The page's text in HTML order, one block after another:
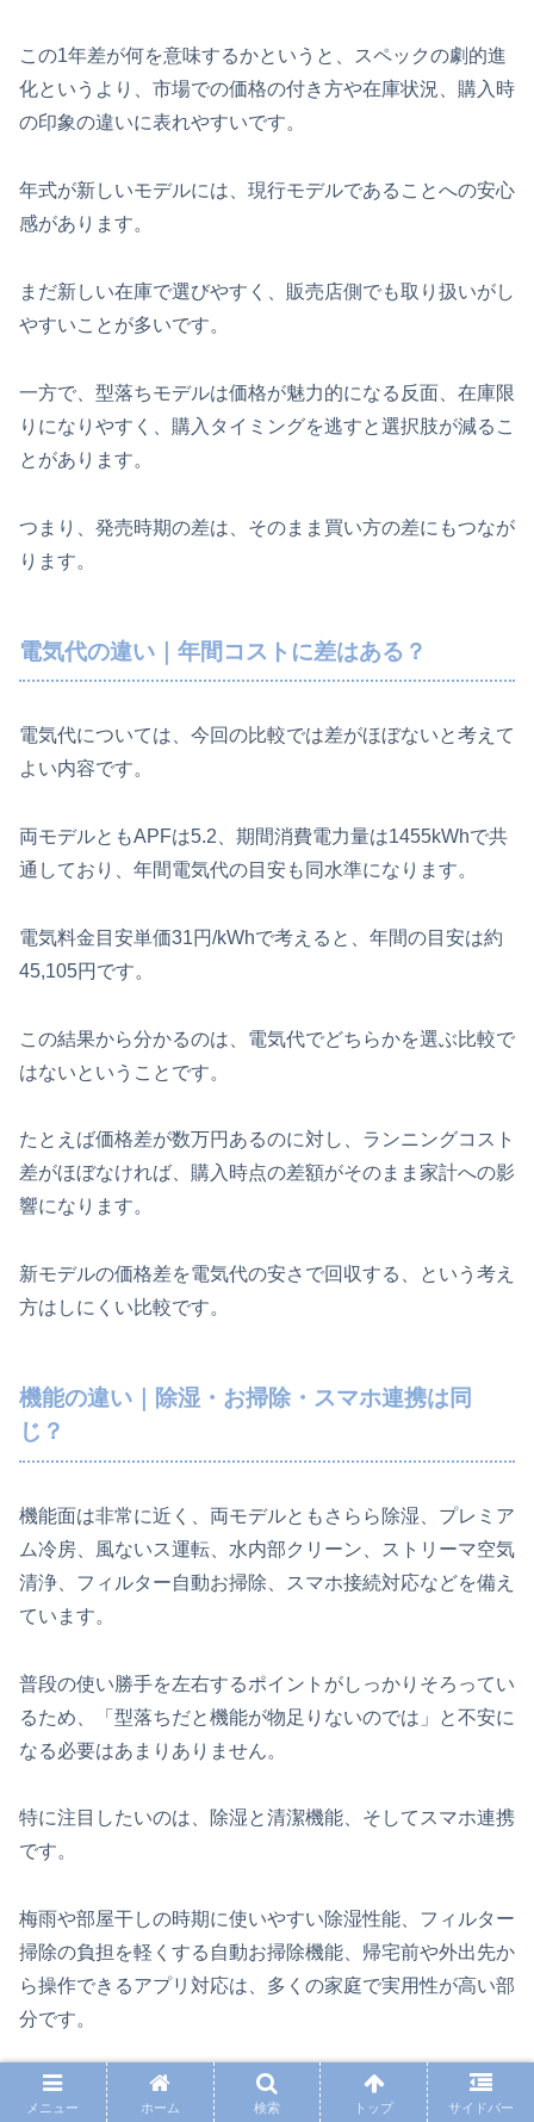
この1年差が何を意味するかというと、スペックの劇的進
化というより、市場での価格の付き方や在庫状況、購入時
の印象の違いに表れやすいです。
年式が新しいモデルには、現行モデルであることへの安心
感があります。
まだ新しい在庫で選びやすく、販売店側でも取り扱いがし
やすいことが多いです。
一方で、型落ちモデルは価格が魅力的になる反面、在庫限
りになりやすく、購入タイミングを逃すと選択肢が減るこ
とがあります。
つまり、発売時期の差は、そのまま買い方の差にもつなが
ります。
電気代の違い｜年間コストに差はある？
電気代については、今回の比較では差がほぼないと考えて
よい内容です。
両モデルともAPFは5.2、期間消費電力量は1455kWhで共
通しており、年間電気代の目安も同水準になります。
電気料金目安単価31円/kWhで考えると、年間の目安は約
45,105円です。
この結果から分かるのは、電気代でどちらかを選ぶ比較で
はないということです。
たとえば価格差が数万円あるのに対し、ランニングコスト
差がほぼなければ、購入時点の差額がそのまま家計への影
響になります。
新モデルの価格差を電気代の安さで回収する、という考え
方はしにくい比較です。
機能の違い｜除湿・お掃除・スマホ連携は同
じ？
機能面は非常に近く、両モデルともさらら除湿、プレミア
ム冷房、風ないス運転、水内部クリーン、ストリーマ空気
清浄、フィルター自動お掃除、スマホ接続対応などを備え
ています。
普段の使い勝手を左右するポイントがしっかりそろってい
るため、「型落ちだと機能が物足りないのでは」と不安に
なる必要はあまりありません。
特に注目したいのは、除湿と清潔機能、そしてスマホ連携
です。
梅雨や部屋干しの時期に使いやすい除湿性能、フィルター
掃除の負担を軽くする自動お掃除機能、帰宅前や外出先か
ら操作できるアプリ対応は、多くの家庭で実用性が高い部
分です。
両方にこれらが備わっているなら、機能差ではなく「どの
メニュー ホーム 検索 トップ サイドバー